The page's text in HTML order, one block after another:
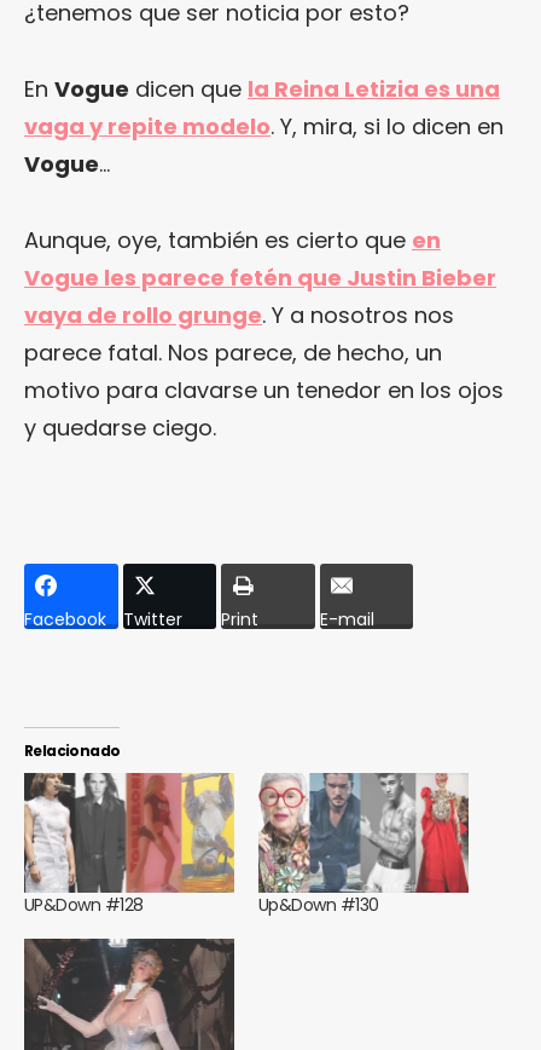
¿tenemos que ser noticia por esto?
En Vogue dicen que la Reina Letizia es una
vaga y repite modelo. Y, mira, si lo dicen en
Vogue…
Aunque, oye, también es cierto que en
Vogue les parece fetén que Justin Bieber
vaya de rollo grunge. Y a nosotros nos
parece fatal. Nos parece, de hecho, un
motivo para clavarse un tenedor en los ojos
y quedarse ciego.
Facebook Twitter Print E-mail
Relacionado
UP&Down #128 Up&Down #130